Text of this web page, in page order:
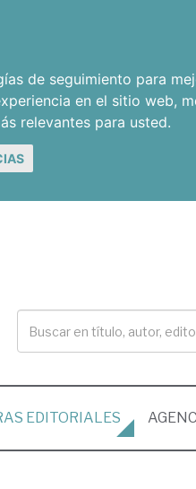
de seguimiento para
en el sitio web,
relevantes para usted.
EDITORIALES